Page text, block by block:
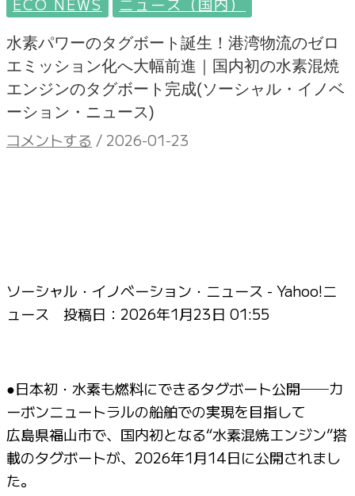
水素パワーのタグボート誕生！港湾物流のゼロ
エミッション化へ大幅前進｜国内初の水素混焼
エンジンのタグボート完成(ソーシャル・イノベ
ーション・ニュース)
コメントする / 2026-01-23
ソーシャル・イノベーション・ニュース - Yahoo!ニ
ュース 投稿日： 2026年1月23日 01:55
●日本初・水素も燃料にできるタグボート公開──カ
ーボンニュートラルの船舶での実現を目指して
広島県福山市で、国内初となる“水素混焼エンジン”搭
載のタグボートが、2026年1月14日に公開されまし
た。